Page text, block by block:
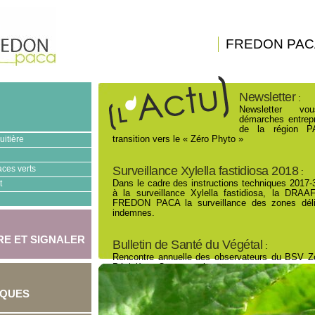
FREDON
verts
ET SIGNALER
Newsletter:
Newsletter
démarches
de la région
transition vers le « Zéro Phyto »
Surveillance Xylella fastidiosa 2018:
Dans le cadre des instructions techniques
à la surveillance Xylella fastidiosa, la
FREDON PACA la surveillance des zones
indemnes.
Bulletin de Santé du Végétal :
Rencontre annuelle des observateurs du BSV
Pépinières Ornementales.